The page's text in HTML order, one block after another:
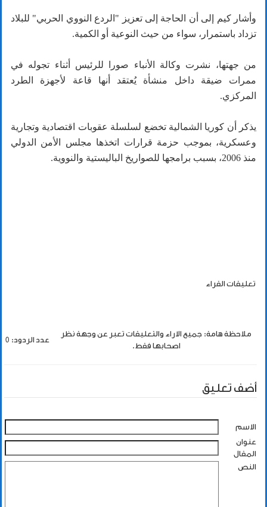
وأشار كيم إلى أن الحاجة إلى تعزيز "الردع النووي الحربي" للبلاد
تزداد باستمرار، سواء من حيث النوعية أو الكمية.
من جهتها، نشرت وكالة الأنباء صورا للرئيس أثناء تجوله في
ممرات ضيقة داخل منشأة يُعتقد أنها قاعة لأجهزة الطرد
المركزي.
يذكر أن كوريا الشمالية تخضع لسلسلة عقوبات اقتصادية وتجارية
وعسكرية، بموجب حزمة قرارات اتخذها مجلس الأمن الدولي
منذ 2006، بسبب برامجها للصواريخ الباليستية والنووية.
تعليقات القراء
ملاحظة هامة: جميع الاراء والتعليقات تعبر عن وجهة نظر
اصحابها فقط.
عدد الردود: 0
أضف تعليق
الاسم
عنوان
المقال
النص